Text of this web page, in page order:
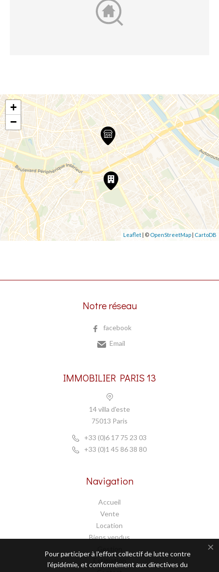
+
−
Leaflet| © OpenStreetMap | CartoDB
Notre réseau
facebook
Email
IMMOBILIER PARIS 13
14 villa d'este
75013 Paris
+33 (0)6 17 75 23 03
+33 (0)1 45 86 38 80
Navigation
Accueil
Vente
Location
Biens vendus
Estimation
Pour participer à l'effort collectif de lutte contre
l'épidémie, et conformément aux directives du